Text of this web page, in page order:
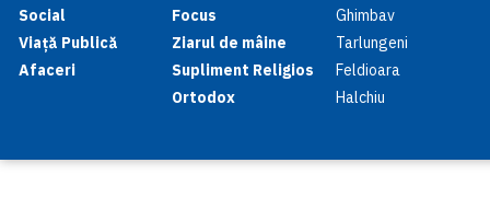
Social
Viață Publică
Afaceri
Focus
Ziarul de mâine
Supliment Religios
Ortodox
Ghimbav
Tarlungeni
Feldioara
Halchiu